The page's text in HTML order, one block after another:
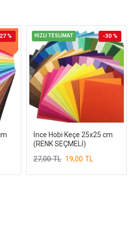
% HIZLI TESLİMAT -30 %
İnce Hobi Keçe 25x25 cm
(RENK SEÇMELİ)
19,00 TL
27,00 TL